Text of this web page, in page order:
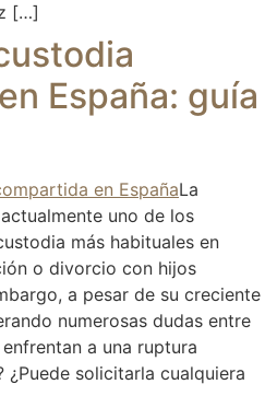
[…]
España: guía
La
uno de los
más habituales en
o divorcio con hijos
a pesar de su creciente
numerosas dudas entre
a una ruptura
¿Puede solicitarla cualquiera